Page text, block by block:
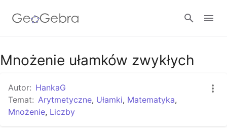
Google Classroom
GeoGebra Classroom
Mnożenie ułamków zwykłych
Autor: HankaG
Temat: Arytmetyczne, Ułamki, Matematyka,
Mnożenie, Liczby